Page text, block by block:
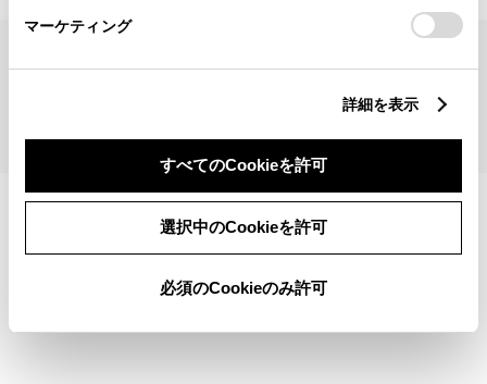
マーケティング
詳細を表示
すべてのCookieを許可
選択中のCookieを許可
必須のCookieのみ許可
TOYOTAアカウント利用規約反社会的勢力に対する基本方針企業情報
©1995-2026 TOYOTA MOTOR CORPORATION. ALL RIGHTS RESERVED.